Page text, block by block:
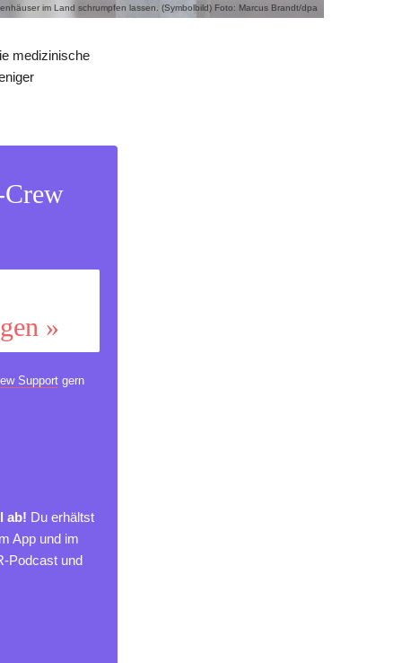
im Land schrumpfen lassen. (Symbolbild) Foto: Marcus Brandt/dpa
medizinische
»
Supportgern
ab! Du erhältst
App und im
Podcast und